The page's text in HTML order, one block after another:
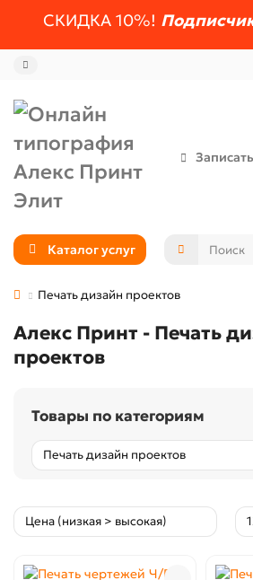
СКИДКА 10%!
Каталог услуг
Печать дизайн проектов
Алекс Принт - Печать
проектов
Товары по категориям